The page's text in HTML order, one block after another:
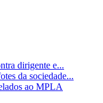
dirigente e...
da sociedade...
ao MPLA